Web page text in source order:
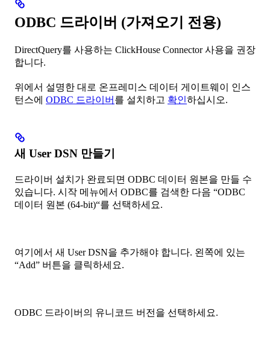
ODBC 드라이버 (가져오기 전용)
DirectQuery를 사용하는 ClickHouse Connector 사용을 권장
합니다.
위에서 설명한 대로 온프레미스 데이터 게이트웨이 인스
턴스에 ODBC 드라이버 를 설치하고 확인하십시오.
새 User DSN 만들기
드라이버 설치가 완료되면 ODBC 데이터 원본을 만들 수
있습니다. 시작 메뉴에서 ODBC를 검색한 다음 “ODBC
데이터 원본 (64-bit)“를 선택하세요.
여기에서 새 User DSN을 추가해야 합니다. 왼쪽에 있는
“Add” 버튼을 클릭하세요.
ODBC 드라이버의 유니코드 버전을 선택하세요.